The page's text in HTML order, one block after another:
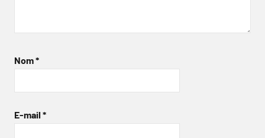
Nom*
E-mail *